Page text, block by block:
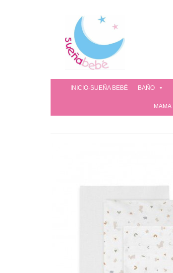
INICIO-SUEÑA BEBÉ BAÑO
MAMA